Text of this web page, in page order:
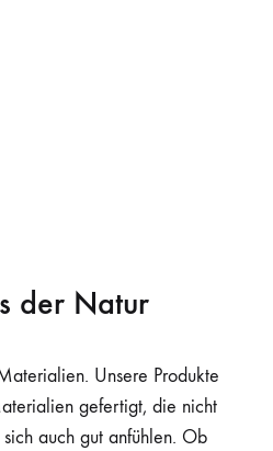
der Natur
Unsere Produkte
gefertigt, die nicht
auch gut anfühlen. Ob